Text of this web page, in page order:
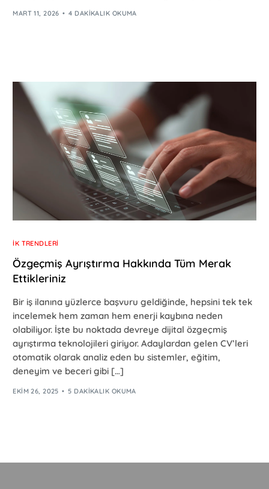
MART 11, 2026 4 DAKIKALIK OKUMA
İK TRENDLERI
Özgeçmiş Ayrıştırma Hakkında Tüm Merak
Ettikleriniz
Bir iş ilanına yüzlerce başvuru geldiğinde, hepsini tek tek
incelemek hem zaman hem enerji kaybına neden
olabiliyor. İşte bu noktada devreye dijital özgeçmiş
ayrıştırma teknolojileri giriyor. Adaylardan gelen CV’leri
otomatik olarak analiz eden bu sistemler, eğitim,
deneyim ve beceri gibi […]
EKIM 26, 2025 5 DAKIKALIK OKUMA